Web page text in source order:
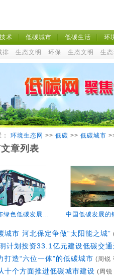
术 低碳城市 低碳生活 环
排 生态文明 环保 生态文明 生
环境生态网 >> 低碳 >> 低碳城市
章列表
绿色低碳发展… 中国低碳发展
城市 河北保定争做“太阳能之城”
计划投资33.1亿元建设低碳交通
打造“六位一体”的低碳城市 (周锐
十个方面推进低碳城市建设 (周